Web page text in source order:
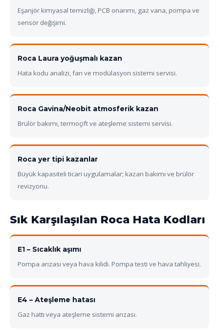
Eşanjör kimyasal temizliği, PCB onarımı, gaz vana, pompa ve
sensör değişimi.
Roca Laura yoğuşmalı kazan
Hata kodu analizi, fan ve modülasyon sistemi servisi.
Roca Gavina/Neobit atmosferik kazan
Brülör bakımı, termoçift ve ateşleme sistemi servisi.
Roca yer tipi kazanlar
Büyük kapasiteli ticari uygulamalar; kazan bakımı ve brülör
revizyonu.
Sık Karşılaşılan Roca Hata Kodları
E1 – Sıcaklık aşımı
Pompa arızası veya hava kilidi. Pompa testi ve hava tahliyesi.
E4 – Ateşleme hatası
Gaz hattı veya ateşleme sistemi arızası.